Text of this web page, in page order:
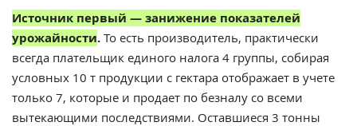
Источник первый — занижение показателей
урожайности. То есть производитель, практически
всегда плательщик единого налога 4 группы, собирая
условных 10 т продукции с гектара отображает в учете
только 7, которые и продает по безналу со всеми
вытекающими последствиями. Оставшиеся 3 тонны